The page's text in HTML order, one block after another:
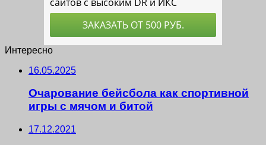
Интересно
16.05.2025
Очарование бейсбола как спортивной
игры с мячом и битой
17.12.2021